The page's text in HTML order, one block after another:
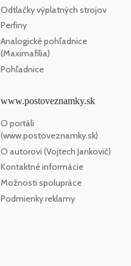
Odtlačky výplatných strojov
Perfiny
Analogické pohľadnice
(Maximafília)
Pohľadnice
www.postoveznamky.sk
O portáli
(www.postoveznamky.sk)
O autorovi (Vojtech Jankovič)
Kontaktné informácie
Možnosti spolupráce
Podmienky reklamy